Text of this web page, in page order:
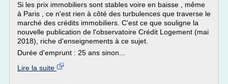
Si les prix immobiliers sont stables voire en baisse , même
à Paris , ce n'est rien à côté des turbulences que traverse le
marché des crédits immobiliers. C'est ce que souligne la
nouvelle publication de l'observatoire Crédit Logement (mai
2018), riche d'enseignements à ce sujet.
Durée d'emprunt : 25 ans sinon...
Lire la suite